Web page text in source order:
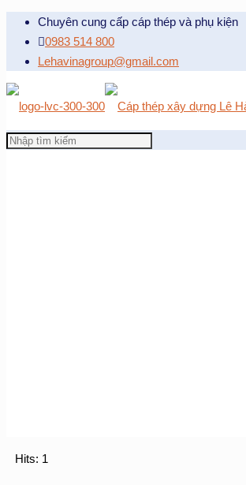
Chuyên cung cấp cáp thép và phụ kiện
0983 514 800
Lehavinagroup@gmail.com
Hits: 1